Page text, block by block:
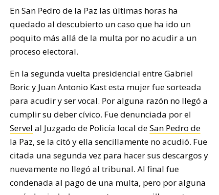
En San Pedro de la Paz las últimas horas ha
quedado al descubierto un caso que ha ido un
poquito más allá de la multa por no acudir a un
proceso electoral.
En la segunda vuelta presidencial entre Gabriel
Boric y Juan Antonio Kast esta mujer fue sorteada
para acudir y ser vocal. Por alguna razón no llegó a
cumplir su deber cívico. Fue denunciada por el
Servel al Juzgado de Policía local deSan Pedro de
la Paz, se la citó y ella sencillamente no acudió. Fue
citada una segunda vez para hacer sus descargos y
nuevamente no llegó al tribunal. Al final fue
condenada al pago de una multa, pero por alguna